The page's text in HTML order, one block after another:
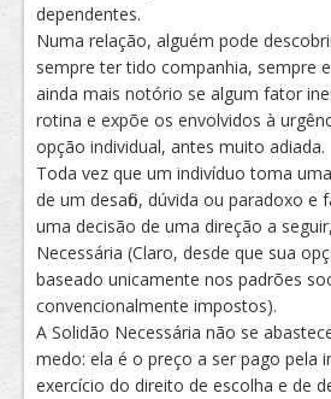
dependentes.
Numa relação, alguém pode
sempre ter tido companhia, sempre
ainda mais notório se algum fator
rotina e expõe os envolvidos à
opção individual, antes muito adiada.
Toda vez que um indivíduo toma
de um desafio, dúvida ou paradoxo e
uma decisão de uma direção a
Necessária (Claro, desde que sua
baseado unicamente nos padrões
convencionalmente impostos).
A Solidão Necessária não se
medo: ela é o preço a ser pago pela
exercício do direito de escolha e de